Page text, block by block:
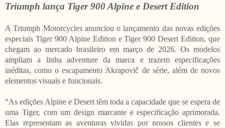
Triumph lança Tiger 900 Alpine e Desert Edition
A Triumph Motorcycles anunciou o lançamento das novas edições
especiais Tiger 900 Alpine Edition e Tiger 900 Desert Edition, que
chegam ao mercado brasileiro em março de 2026. Os modelos
ampliam a linha adventure da marca e trazem especificações
inéditas, como o escapamento Akrapovič de série, além de novos
elementos visuais e funcionais.
“As edições Alpine e Desert têm toda a capacidade que se espera de
uma Tiger, com um design marcante e especificação aprimorada.
Elas representam as aventuras vividas por nossos clientes e se